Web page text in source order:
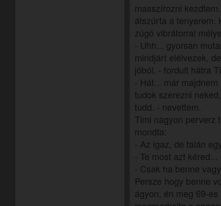
masszírozni
átszúrta a tenyerem.
zúgó vibrátorral
- Uhh... gyorsan
mindjárt elélvezek,
jóból. - fordult hátra
- Hát... már
tudok szerezni
tudd. - nevettem.
Timi nagyon perverz
mondta:
- Az igaz, de talán
- Te most azt
- Csak ha benne
Persze hogy benne
ágyon, én meg 69-